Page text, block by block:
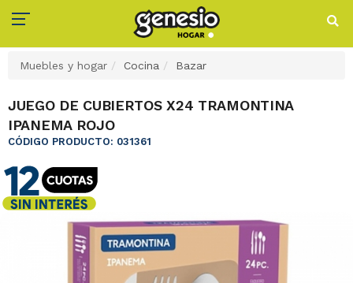
Muebles y hogar Cocina Bazar
JUEGO DE CUBIERTOS X24 TRAMONTINA
IPANEMA ROJO
CÓDIGO PRODUCTO: 031361